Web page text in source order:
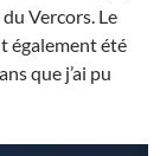
Vercors. Le
également été
que j’ai pu